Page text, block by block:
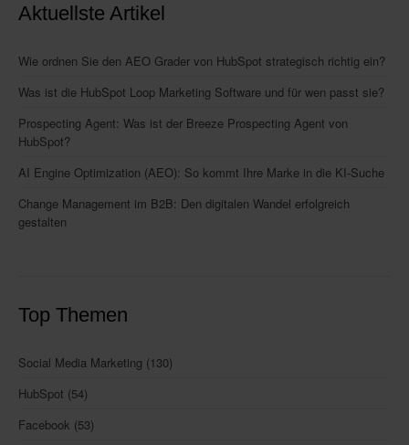
Aktuellste Artikel
Wie ordnen Sie den AEO Grader von HubSpot strategisch richtig ein?
Was ist die HubSpot Loop Marketing Software und für wen passt sie?
Prospecting Agent: Was ist der Breeze Prospecting Agent von
HubSpot?
AI Engine Optimization (AEO): So kommt Ihre Marke in die KI-Suche
Change Management im B2B: Den digitalen Wandel erfolgreich
gestalten
Top Themen
Social Media Marketing (130)
HubSpot (54)
Facebook (53)